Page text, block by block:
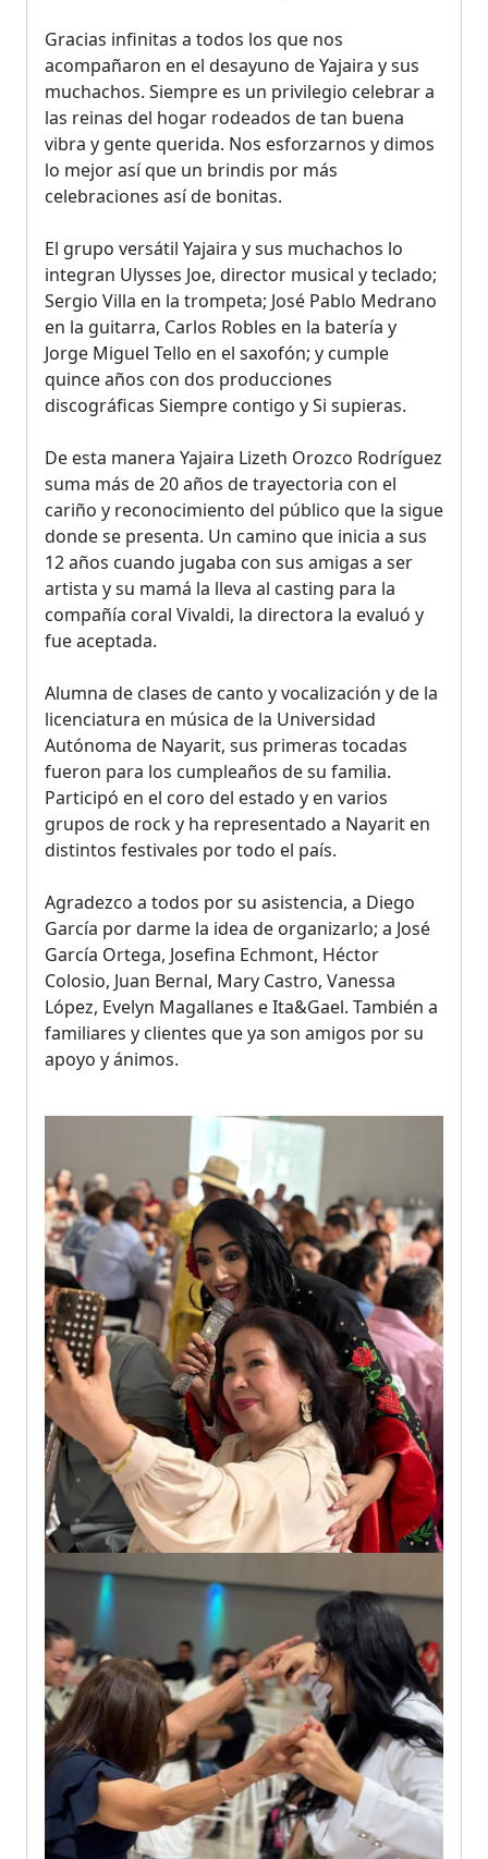
Gracias infinitas a todos los que nos
acompañaron en el desayuno de Yajaira y sus
muchachos. Siempre es un privilegio celebrar a
las reinas del hogar rodeados de tan buena
vibra y gente querida. Nos esforzarnos y dimos
lo mejor así que un brindis por más
celebraciones así de bonitas.
El grupo versátil Yajaira y sus muchachos lo
integran Ulysses Joe, director musical y teclado;
Sergio Villa en la trompeta; José Pablo Medrano
en la guitarra, Carlos Robles en la batería y
Jorge Miguel Tello en el saxofón; y cumple
quince años con dos producciones
discográficas Siempre contigo y Si supieras.
De esta manera Yajaira Lizeth Orozco Rodríguez
suma más de 20 años de trayectoria con el
cariño y reconocimiento del público que la sigue
donde se presenta. Un camino que inicia a sus
12 años cuando jugaba con sus amigas a ser
artista y su mamá la lleva al casting para la
compañía coral Vivaldi, la directora la evaluó y
fue aceptada.
Alumna de clases de canto y vocalización y de la
licenciatura en música de la Universidad
Autónoma de Nayarit, sus primeras tocadas
fueron para los cumpleaños de su familia.
Participó en el coro del estado y en varios
grupos de rock y ha representado a Nayarit en
distintos festivales por todo el país.
Agradezco a todos por su asistencia, a Diego
García por darme la idea de organizarlo; a José
García Ortega, Josefina Echmont, Héctor
Colosio, Juan Bernal, Mary Castro, Vanessa
López, Evelyn Magallanes e Ita&Gael. También a
familiares y clientes que ya son amigos por su
apoyo y ánimos.